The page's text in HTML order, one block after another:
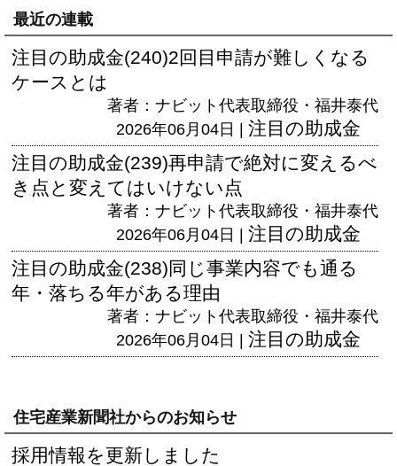
最近の連載
注目の助成金(240)2回目申請が難しくなる
ケースとは
著者：ナビット代表取締役・福井泰代
2026年06月04日 | 注目の助成金
注目の助成金(239)再申請で絶対に変えるべ
き点と変えてはいけない点
著者：ナビット代表取締役・福井泰代
2026年06月04日 | 注目の助成金
注目の助成金(238)同じ事業内容でも通る
年・落ちる年がある理由
著者：ナビット代表取締役・福井泰代
2026年06月04日 | 注目の助成金
住宅産業新聞社からのお知らせ
採用情報を更新しました